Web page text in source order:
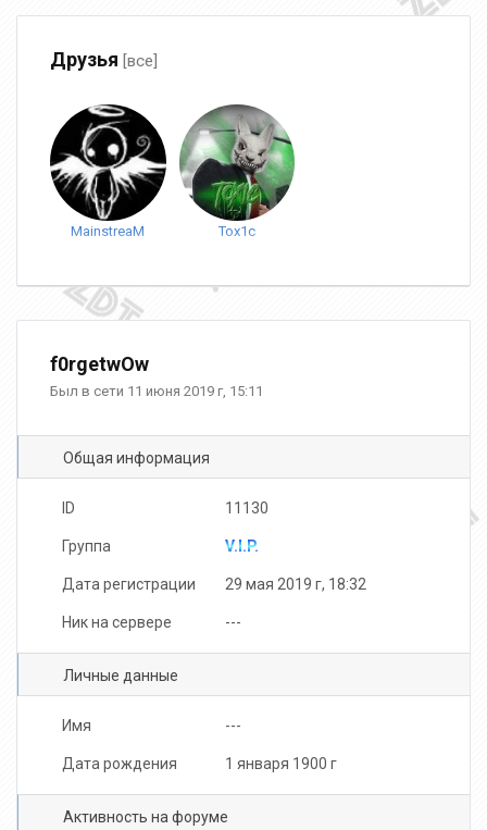
Друзья [все]
MainstreaM Tox1c
f0rgetwOw
Был в сети 11 июня 2019 г, 15:11
Общая информация
ID 11130
Группа V.I.P.
Дата регистрации 29 мая 2019 г, 18:32
Ник на сервере ---
Личные данные
Имя ---
Дата рождения 1 января 1900 г
Активность на форуме